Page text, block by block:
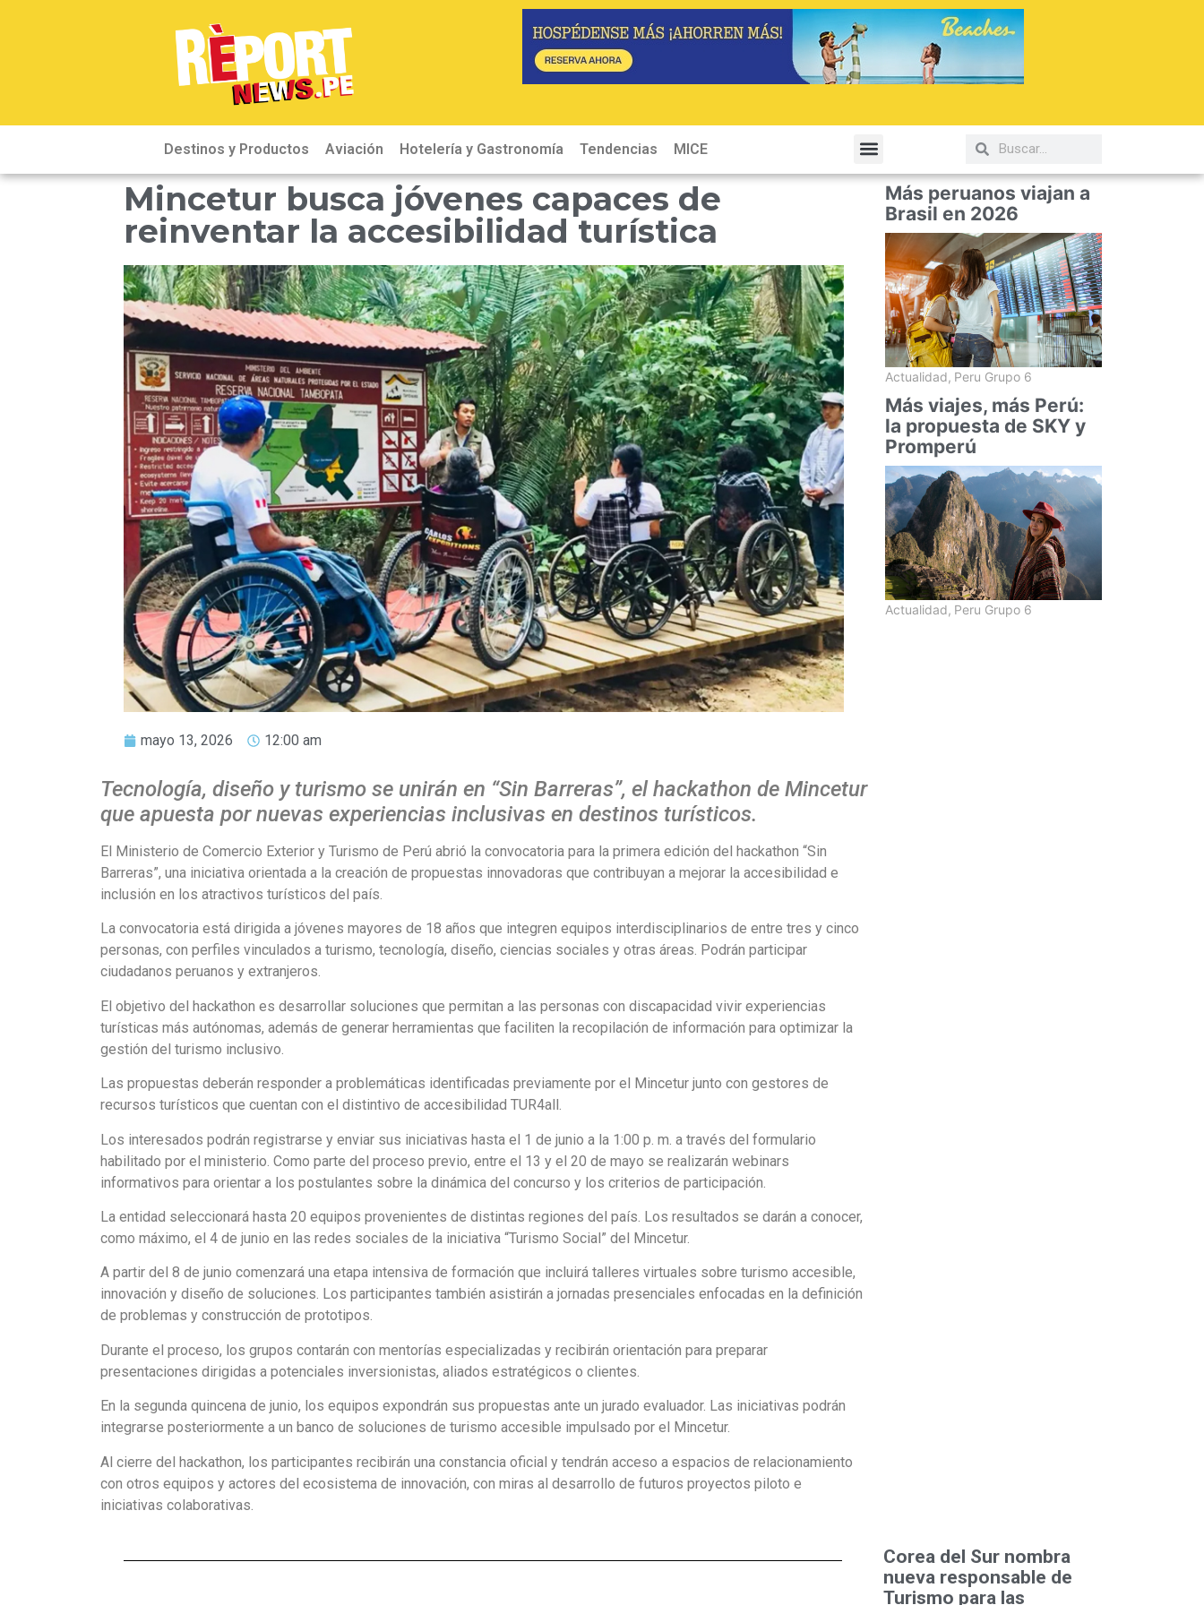
Destinos y Productos Aviación Hotelería y Gastronomía Tendencias MICE
Mincetur busca jóvenes capaces de
reinventar la accesibilidad turística
mayo 13, 2026 12:00 am
Tecnología, diseño y turismo se unirán en “Sin Barreras”, el hackathon de Mincetur
que apuesta por nuevas experiencias inclusivas en destinos turísticos.
El Ministerio de Comercio Exterior y Turismo de Perú abrió la convocatoria para la primera edición del hackathon “Sin
Barreras”, una iniciativa orientada a la creación de propuestas innovadoras que contribuyan a mejorar la accesibilidad e
inclusión en los atractivos turísticos del país.
La convocatoria está dirigida a jóvenes mayores de 18 años que integren equipos interdisciplinarios de entre tres y cinco
personas, con perfiles vinculados a turismo, tecnología, diseño, ciencias sociales y otras áreas. Podrán participar
ciudadanos peruanos y extranjeros.
El objetivo del hackathon es desarrollar soluciones que permitan a las personas con discapacidad vivir experiencias
turísticas más autónomas, además de generar herramientas que faciliten la recopilación de información para optimizar la
gestión del turismo inclusivo.
Las propuestas deberán responder a problemáticas identificadas previamente por el Mincetur junto con gestores de
recursos turísticos que cuentan con el distintivo de accesibilidad TUR4all.
Los interesados podrán registrarse y enviar sus iniciativas hasta el 1 de junio a la 1:00 p. m. a través del formulario
habilitado por el ministerio. Como parte del proceso previo, entre el 13 y el 20 de mayo se realizarán webinars
informativos para orientar a los postulantes sobre la dinámica del concurso y los criterios de participación.
La entidad seleccionará hasta 20 equipos provenientes de distintas regiones del país. Los resultados se darán a conocer,
como máximo, el 4 de junio en las redes sociales de la iniciativa “Turismo Social” del Mincetur.
A partir del 8 de junio comenzará una etapa intensiva de formación que incluirá talleres virtuales sobre turismo accesible,
innovación y diseño de soluciones. Los participantes también asistirán a jornadas presenciales enfocadas en la definición
de problemas y construcción de prototipos.
Durante el proceso, los grupos contarán con mentorías especializadas y recibirán orientación para preparar
presentaciones dirigidas a potenciales inversionistas, aliados estratégicos o clientes.
En la segunda quincena de junio, los equipos expondrán sus propuestas ante un jurado evaluador. Las iniciativas podrán
integrarse posteriormente a un banco de soluciones de turismo accesible impulsado por el Mincetur.
Al cierre del hackathon, los participantes recibirán una constancia oficial y tendrán acceso a espacios de relacionamiento
con otros equipos y actores del ecosistema de innovación, con miras al desarrollo de futuros proyectos piloto e
iniciativas colaborativas.
Más peruanos viajan a
Brasil en 2026
Actualidad, Peru Grupo 6
Más viajes, más Perú:
la propuesta de SKY y
Promperú
Actualidad, Peru Grupo 6
Corea del Sur nombra
nueva responsable de
Turismo para las